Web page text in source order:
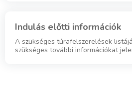
Indulás előtti információk
A szükséges túrafelszerelések
szükséges további információkat